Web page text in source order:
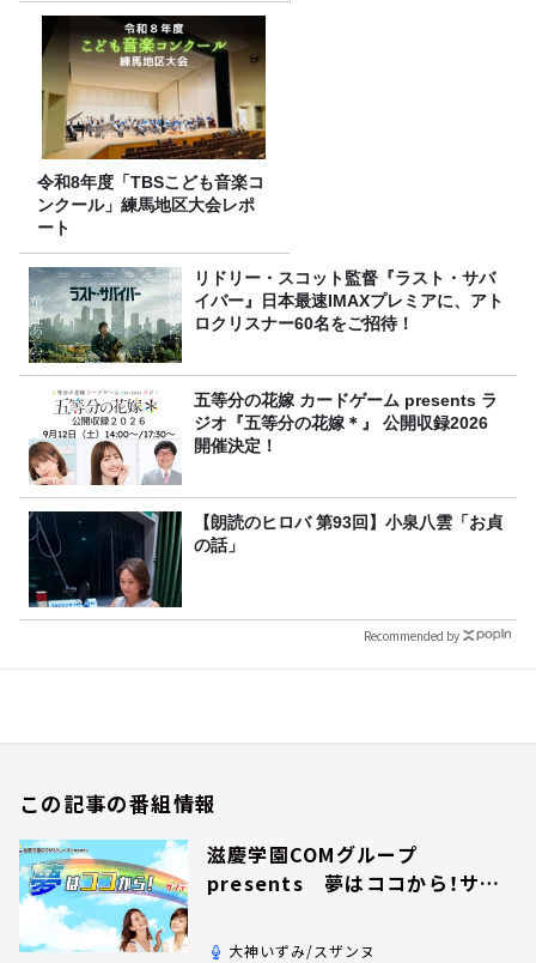
令和8年度「TBSこども音楽コ
ンクール」練馬地区大会レポ
ート
リドリー・スコット監督『ラスト・サバ
イバー』日本最速IMAXプレミアに、アト
ロクリスナー60名をご招待！
五等分の花嫁 カードゲーム presents ラ
ジオ『五等分の花嫁＊』 公開収録2026
開催決定！
【朗読のヒロバ 第93回】小泉八雲「お貞
の話」
Recommended by
この記事の番組情報
滋慶学園COMグループ
presents 夢はココから！サン
大神いずみ/スザンヌ